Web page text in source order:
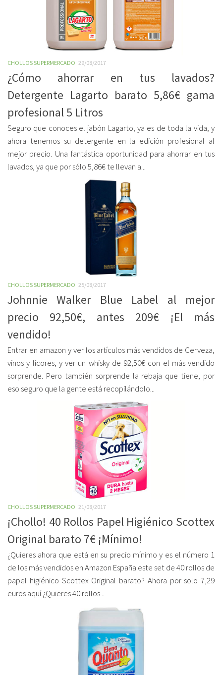
CHOLLOS SUPERMERCADO 29/08/2017
¿Cómo ahorrar en tus lavados?
Detergente Lagarto barato 5,86€ gama
profesional 5 Litros
Seguro que conoces el jabón Lagarto, ya es de toda la vida, y
ahora tenemos su detergente en la edición profesional al
mejor precio. Una fantástica oportunidad para ahorrar en tus
lavados, ya que por sólo 5,86€ te llevan a...
CHOLLOS SUPERMERCADO 25/08/2017
Johnnie Walker Blue Label al mejor
precio 92,50€, antes 209€ ¡El más
vendido!
Entrar en amazon y ver los artículos más vendidos de Cerveza,
vinos y licores, y ver un whisky de 92,50€ con el más vendido
sorprende. Pero también sorprende la rebaja que tiene, por
eso seguro que la gente está recopilándolo...
CHOLLOS SUPERMERCADO 21/08/2017
¡Chollo! 40 Rollos Papel Higiénico Scottex
Original barato 7€ ¡Mínimo!
¿Quieres ahora que está en su precio mínimo y es el número 1
de los más vendidos en Amazon España este set de 40 rollos de
papel higiénico Scottex Original barato? Ahora por solo 7,29
euros aquí ¿Quieres 40 rollos...